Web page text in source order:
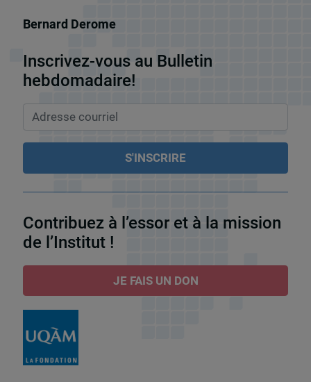
Bernard Derome
Inscrivez-vous au Bulletin
hebdomadaire!
Contribuez à l’essor et à la mission
de l’Institut !
JE FAIS UN DON